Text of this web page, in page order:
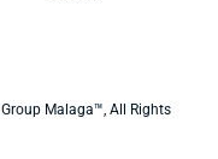
Malaga™, All Rights